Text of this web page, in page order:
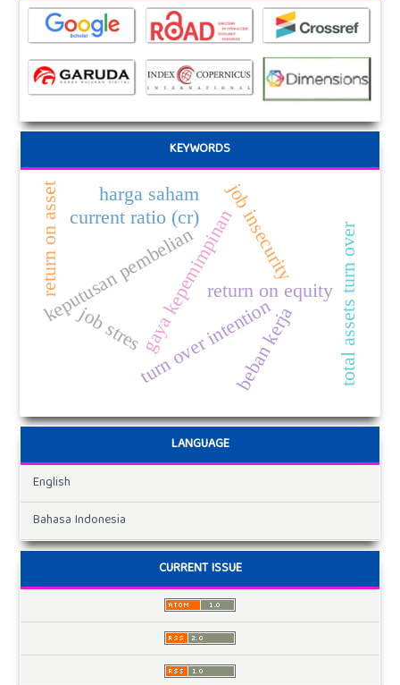
KEYWORDS
job insecurity
gaya kepemimpinanreturn on equity total assets turn over
turn over intention
job stres
keputusan pembelian
beban kerja
current ratio (cr)
return on asset harga saham
LANGUAGE
English
Bahasa Indonesia
CURRENT ISSUE